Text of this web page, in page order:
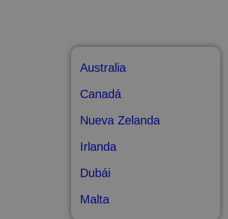
Australia
Canadá
Nueva Zelanda
Irlanda
Dubái
Malta